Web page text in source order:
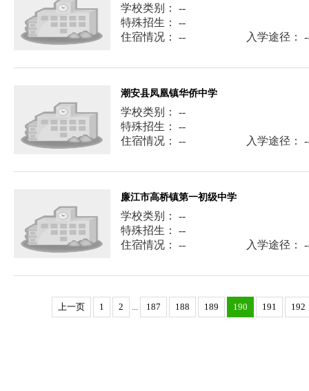
学校类别： --
特殊招生： --
住宿情况： --
入学途径：
潮安县凤凰镇华侨中学
学校类别： --
特殊招生： --
住宿情况： --
入学途径：
廉江市高桥镇第一初级中学
学校类别： --
特殊招生： --
住宿情况： --
入学途径：
上一页 1 2 ... 187 188 189 190 191 192